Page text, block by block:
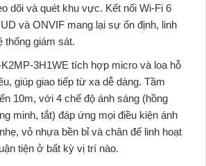
dõi và quét khu vực. Kết nối Wi-Fi 6
và ONVIF mang lại sự ổn định, linh
thống giám sát.
3H1WE tích hợp micro và loa hỗ
giúp giao tiếp từ xa dễ dàng. Tầm
10m, với 4 chế độ ánh sáng (hồng
minh, tắt) đáp ứng mọi điều kiện ánh
vỏ nhựa bền bỉ và chân đế linh hoạt
tiện ở bất kỳ vị trí nào.